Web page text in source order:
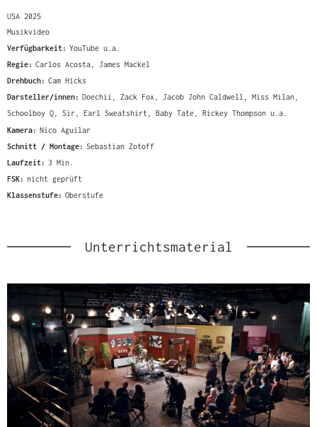
USA 2025
Musikvideo
Verfügbarkeit: YouTube u.a.
Regie: Carlos Acosta, James Mackel
Drehbuch: Cam Hicks
Darsteller/innen: Doechii, Zack Fox, Jacob John Caldwell, Miss Milan,
Schoolboy Q, Sir, Earl Sweatshirt, Baby Tate, Rickey Thompson u.a.
Kamera: Nico Aguilar
Schnitt / Montage: Sebastian Zotoff
Laufzeit: 3 Min.
FSK: nicht geprüft
Klassenstufe: Oberstufe
Unterrichtsmaterial